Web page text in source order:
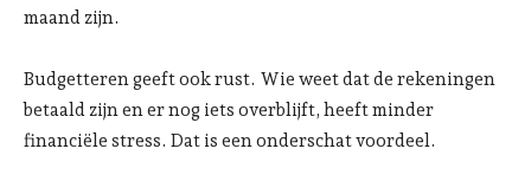
maand zijn.
Budgetteren geeft ook rust. Wie weet dat de rekeningen
betaald zijn en er nog iets overblijft, heeft minder
financiële stress. Dat is een onderschat voordeel.